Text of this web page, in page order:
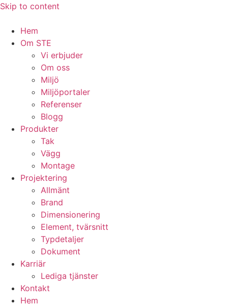
Skip to content
Hem
Om STE
Vi erbjuder
Om oss
Miljö
Miljöportaler
Referenser
Blogg
Produkter
Tak
Vägg
Montage
Projektering
Allmänt
Brand
Dimensionering
Element, tvärsnitt
Typdetaljer
Dokument
Karriär
Lediga tjänster
Kontakt
Hem